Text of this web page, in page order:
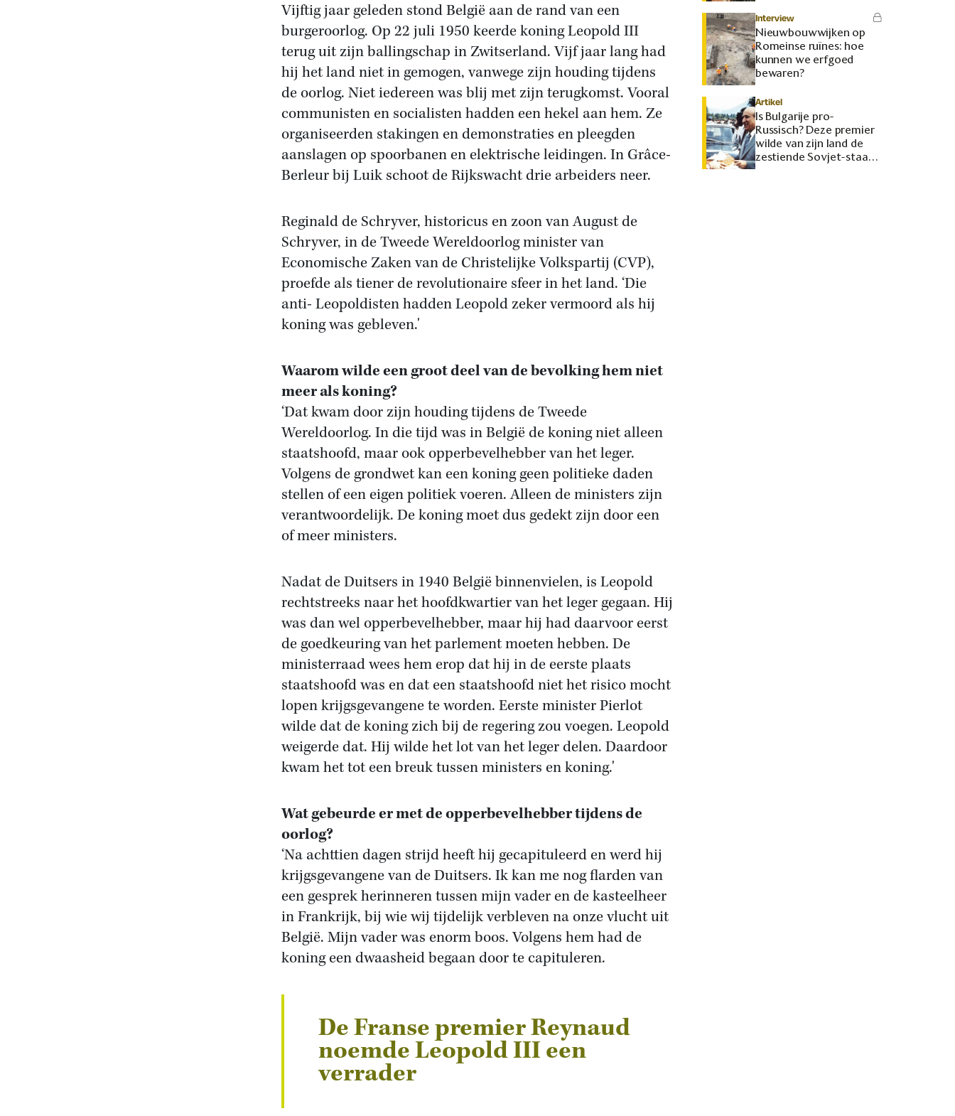
Vijftig jaar geleden stond België aan de rand van een
burgeroorlog. Op 22 juli 1950 keerde koning Leopold III
terug uit zijn ballingschap in Zwitserland. Vijf jaar lang had
hij het land niet in gemogen, vanwege zijn houding tijdens
de oorlog. Niet iedereen was blij met zijn terugkomst. Vooral
communisten en socialisten hadden een hekel aan hem. Ze
organiseerden stakingen en demonstraties en pleegden
aanslagen op spoorbanen en elektrische leidingen. In Grâce-
Berleur bij Luik schoot de Rijkswacht drie arbeiders neer.
Reginald de Schryver, historicus en zoon van August de
Schryver, in de Tweede Wereldoorlog minister van
Economische Zaken van de Christelijke Volkspartij (CVP),
proefde als tiener de revolutionaire sfeer in het land. ‘Die
anti- Leopoldisten hadden Leopold zeker vermoord als hij
koning was gebleven.'
Waarom wilde een groot deel van de bevolking hem niet
meer als koning?
‘Dat kwam door zijn houding tijdens de Tweede
Wereldoorlog. In die tijd was in België de koning niet alleen
staatshoofd, maar ook opperbevelhebber van het leger.
Volgens de grondwet kan een koning geen politieke daden
stellen of een eigen politiek voeren. Alleen de ministers zijn
verantwoordelijk. De koning moet dus gedekt zijn door een
of meer ministers.
Nadat de Duitsers in 1940 België binnenvielen, is Leopold
rechtstreeks naar het hoofdkwartier van het leger gegaan. Hij
was dan wel opperbevelhebber, maar hij had daarvoor eerst
de goedkeuring van het parlement moeten hebben. De
ministerraad wees hem erop dat hij in de eerste plaats
staatshoofd was en dat een staatshoofd niet het risico mocht
lopen krijgsgevangene te worden. Eerste minister Pierlot
wilde dat de koning zich bij de regering zou voegen. Leopold
weigerde dat. Hij wilde het lot van het leger delen. Daardoor
kwam het tot een breuk tussen ministers en koning.'
Wat gebeurde er met de opperbevelhebber tijdens de
oorlog?
‘Na achttien dagen strijd heeft hij gecapituleerd en werd hij
krijgsgevangene van de Duitsers. Ik kan me nog flarden van
een gesprek herinneren tussen mijn vader en de kasteelheer
in Frankrijk, bij wie wij tijdelijk verbleven na onze vlucht uit
België. Mijn vader was enorm boos. Volgens hem had de
koning een dwaasheid begaan door te capituleren.
De Franse premier Reynaud
noemde Leopold III een
verrader
Interview
Nieuwbouwwijken op
Romeinse ruïnes: hoe
kunnen we erfgoed
bewaren?
Artikel
Is Bulgarije pro-
Russisch? Deze premier
wilde van zijn land de
zestiende Sovjet-staat
maken